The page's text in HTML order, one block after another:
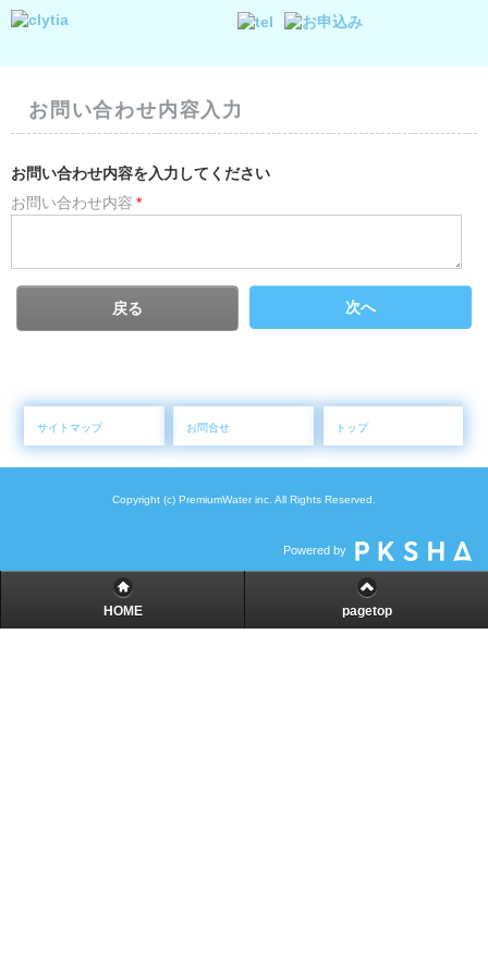
お問い合わせ内容入力
お問い合わせ内容を入力してください
お問い合わせ内容 *
戻る 次へ
サイトマップ お問合せ トップ
Copyright (c) PremiumWater inc. All Rights Reserved.
Powered by
HOME pagetop